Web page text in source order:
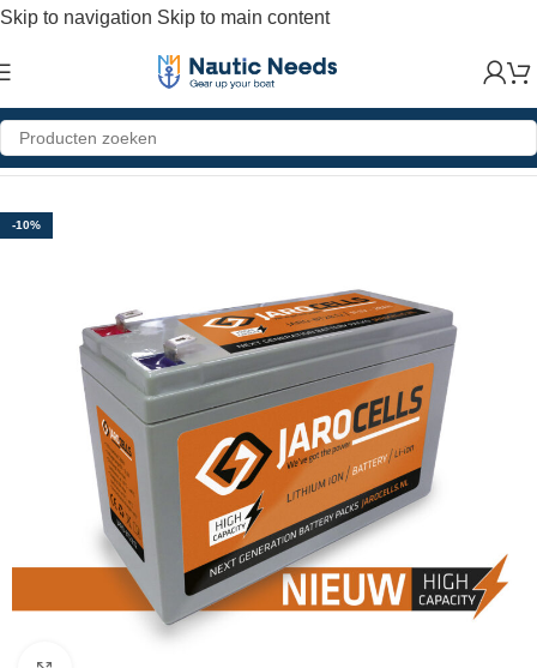
Skip to navigation Skip to main content
Home»Shop»12V28Ah Jarocells High Capacity battery pack
-10%